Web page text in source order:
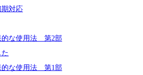
期対応
的な使用法 第2部
的な使用法 第1部